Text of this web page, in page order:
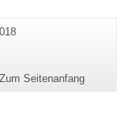
Zum Seitenanfang